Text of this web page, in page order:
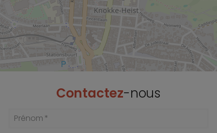
Contactez-nous
Prénom *